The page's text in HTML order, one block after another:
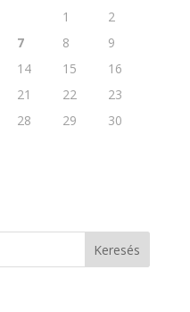
1
2
7 8
9
14 15
16
21 22
23
28 29
30